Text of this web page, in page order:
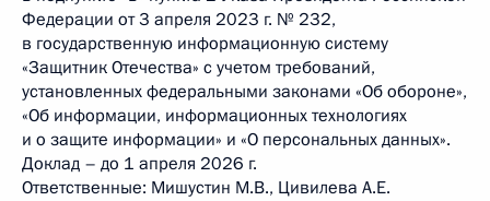
Федерации от 3 апреля 2023 г. № 232,
в государственную информационную систему
«Защитник Отечества» с учетом требований,
установленных федеральными законами «Об обороне»,
«Об информации, информационных технологиях
и о защите информации» и «О персональных данных».
Доклад – до 1 апреля 2026 г.
Ответственные: Мишустин М.В., Цивилева А.Е.